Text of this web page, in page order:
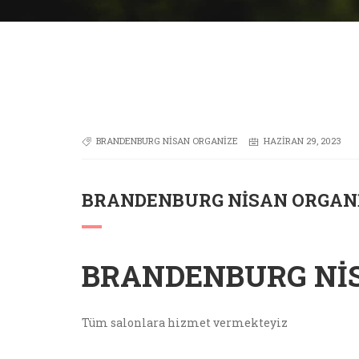
BRANDENBURG NISAN ORGANIZE HAZIRAN 29, 2023
BRANDENBURG NISAN
BRANDENBURG
Tüm salonlara hizmet vermekteyiz